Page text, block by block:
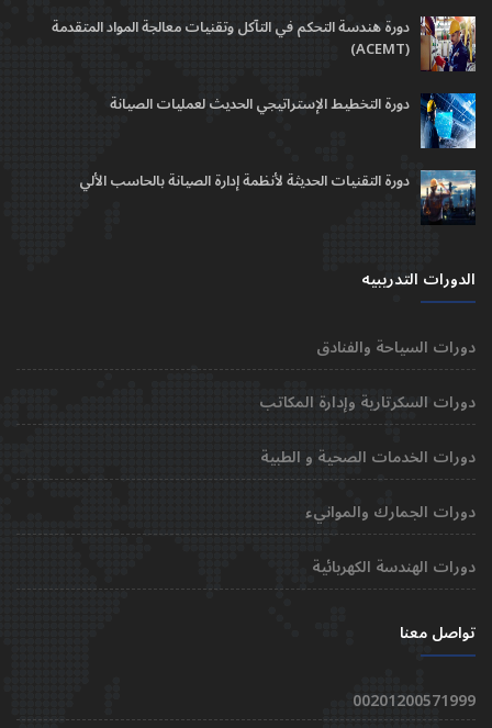
دورة هندسة التحكم في التآكل وتقنيات معالجة المواد المتقدمة
(ACEMT)
دورة التخطيط الإستراتيجي الحديث لعمليات الصيانة
دورة التقنيات الحديثة لأنظمة إدارة الصيانة بالحاسب الألي
الدورات التدريبيه
دورات السياحة والفنادق
دورات السكرتارية وإدارة المكاتب
دورات الخدمات الصحية و الطبية
دورات الجمارك والموانيء
دورات الهندسة الكهربائية
تواصل معنا
00201200571999